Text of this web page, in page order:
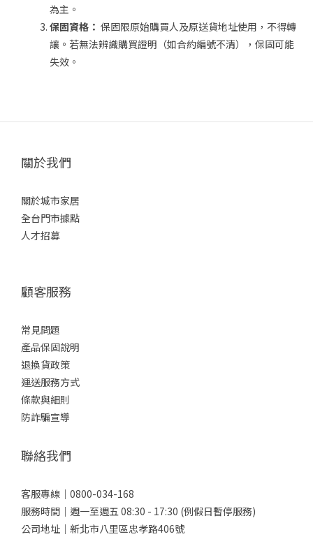
為主。
保固資格： 保固限原始購買人及原送貨地址使用，不得轉
讓。若無法辨識購買證明（如合約編號不清），保固可能
失效。
關於我們
關於城市家居
全台門市據點
人才招募
顧客服務
常見問題
產品保固說明
退換貨政策
運送服務方式
條款與細則
防詐騙宣導
聯絡我們
客服專線｜0800-034-168
服務時間｜週一至週五 08:30 - 17:30 (例假日暫停服務)
公司地址｜新北市八里區忠孝路406號